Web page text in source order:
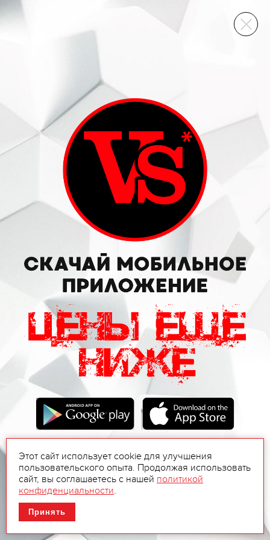
ВИННЫЙ СКЛАД
Этот сайт использует cookie для улучшения
пользовательского опыта. Продолжая использовать
сайт, вы соглашаетесь с нашей политикой
конфиденциальности.
Принять